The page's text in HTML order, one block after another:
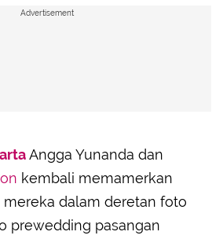
Angga Yunanda dan
kembali memamerkan
dalam deretan foto
prewedding pasangan